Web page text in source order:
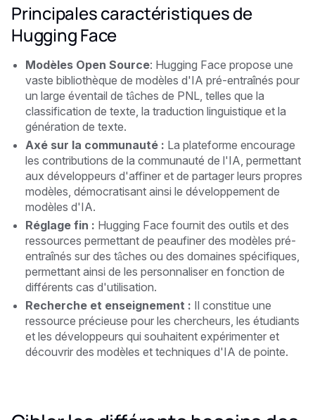
Principales caractéristiques de
Hugging Face
Modèles Open Source: Hugging Face propose une
vaste bibliothèque de modèles d'IA pré-entraînés pour
un large éventail de tâches de PNL, telles que la
classification de texte, la traduction linguistique et la
génération de texte.
Axé sur la communauté : La plateforme encourage
les contributions de la communauté de l'IA, permettant
aux développeurs d'affiner et de partager leurs propres
modèles, démocratisant ainsi le développement de
modèles d'IA.
Réglage fin : Hugging Face fournit des outils et des
ressources permettant de peaufiner des modèles pré-
entraînés sur des tâches ou des domaines spécifiques,
permettant ainsi de les personnaliser en fonction de
différents cas d'utilisation.
Recherche et enseignement : Il constitue une
ressource précieuse pour les chercheurs, les étudiants
et les développeurs qui souhaitent expérimenter et
découvrir des modèles et techniques d'IA de pointe.